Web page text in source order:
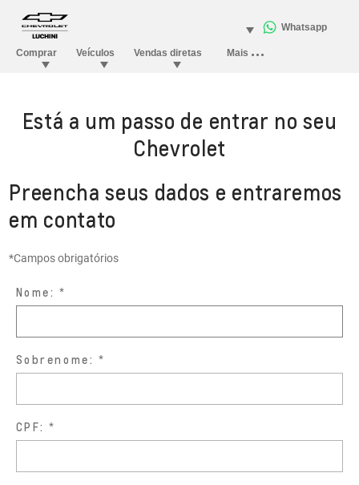
Está a um passo de entrar no seu
Chevrolet
Preencha seus dados e entraremos
em contato
*Campos obrigatórios
Nome:
Sobrenome:
CPF: